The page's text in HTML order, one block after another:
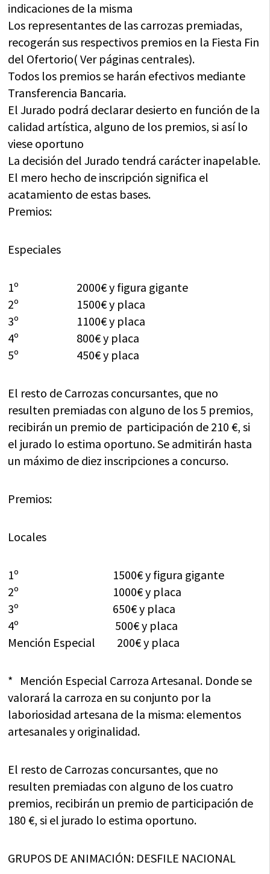
indicaciones de la misma
Los representantes de las carrozas premiadas,
recogerán sus respectivos premios en la Fiesta Fin
del Ofertorio( Ver páginas centrales).
Todos los premios se harán efectivos mediante
Transferencia Bancaria.
El Jurado podrá declarar desierto en función de la
calidad artística, alguno de los premios, si así lo
viese oportuno
La decisión del Jurado tendrá carácter inapelable.
El mero hecho de inscripción significa el
acatamiento de estas bases.
Premios:
Especiales
1º 2000€ y figura gigante
2º 1500€ y placa
3º 1100€ y placa
4º 800€ y placa
5º 450€ y placa
El resto de Carrozas concursantes, que no
resulten premiadas con alguno de los 5 premios,
recibirán un premio de participación de 210 €, si
el jurado lo estima oportuno. Se admitirán hasta
un máximo de diez inscripciones a concurso.
Premios:
Locales
1º 1500€ y figura gigante
2º 1000€ y placa
3º 650€ y placa
4º 500€ y placa
Mención Especial 200€ y placa
* Mención Especial Carroza Artesanal. Donde se
valorará la carroza en su conjunto por la
laboriosidad artesana de la misma: elementos
artesanales y originalidad.
El resto de Carrozas concursantes, que no
resulten premiadas con alguno de los cuatro
premios, recibirán un premio de participación de
180 €, si el jurado lo estima oportuno.
GRUPOS DE ANIMACIÓN: DESFILE NACIONAL